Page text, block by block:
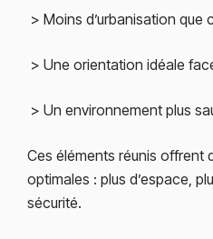
> Moins d’urbanisation que
> Une orientation idéale
> Un environnement plus
Ces éléments réunis offrent
optimales : plus d’espace,
sécurité.